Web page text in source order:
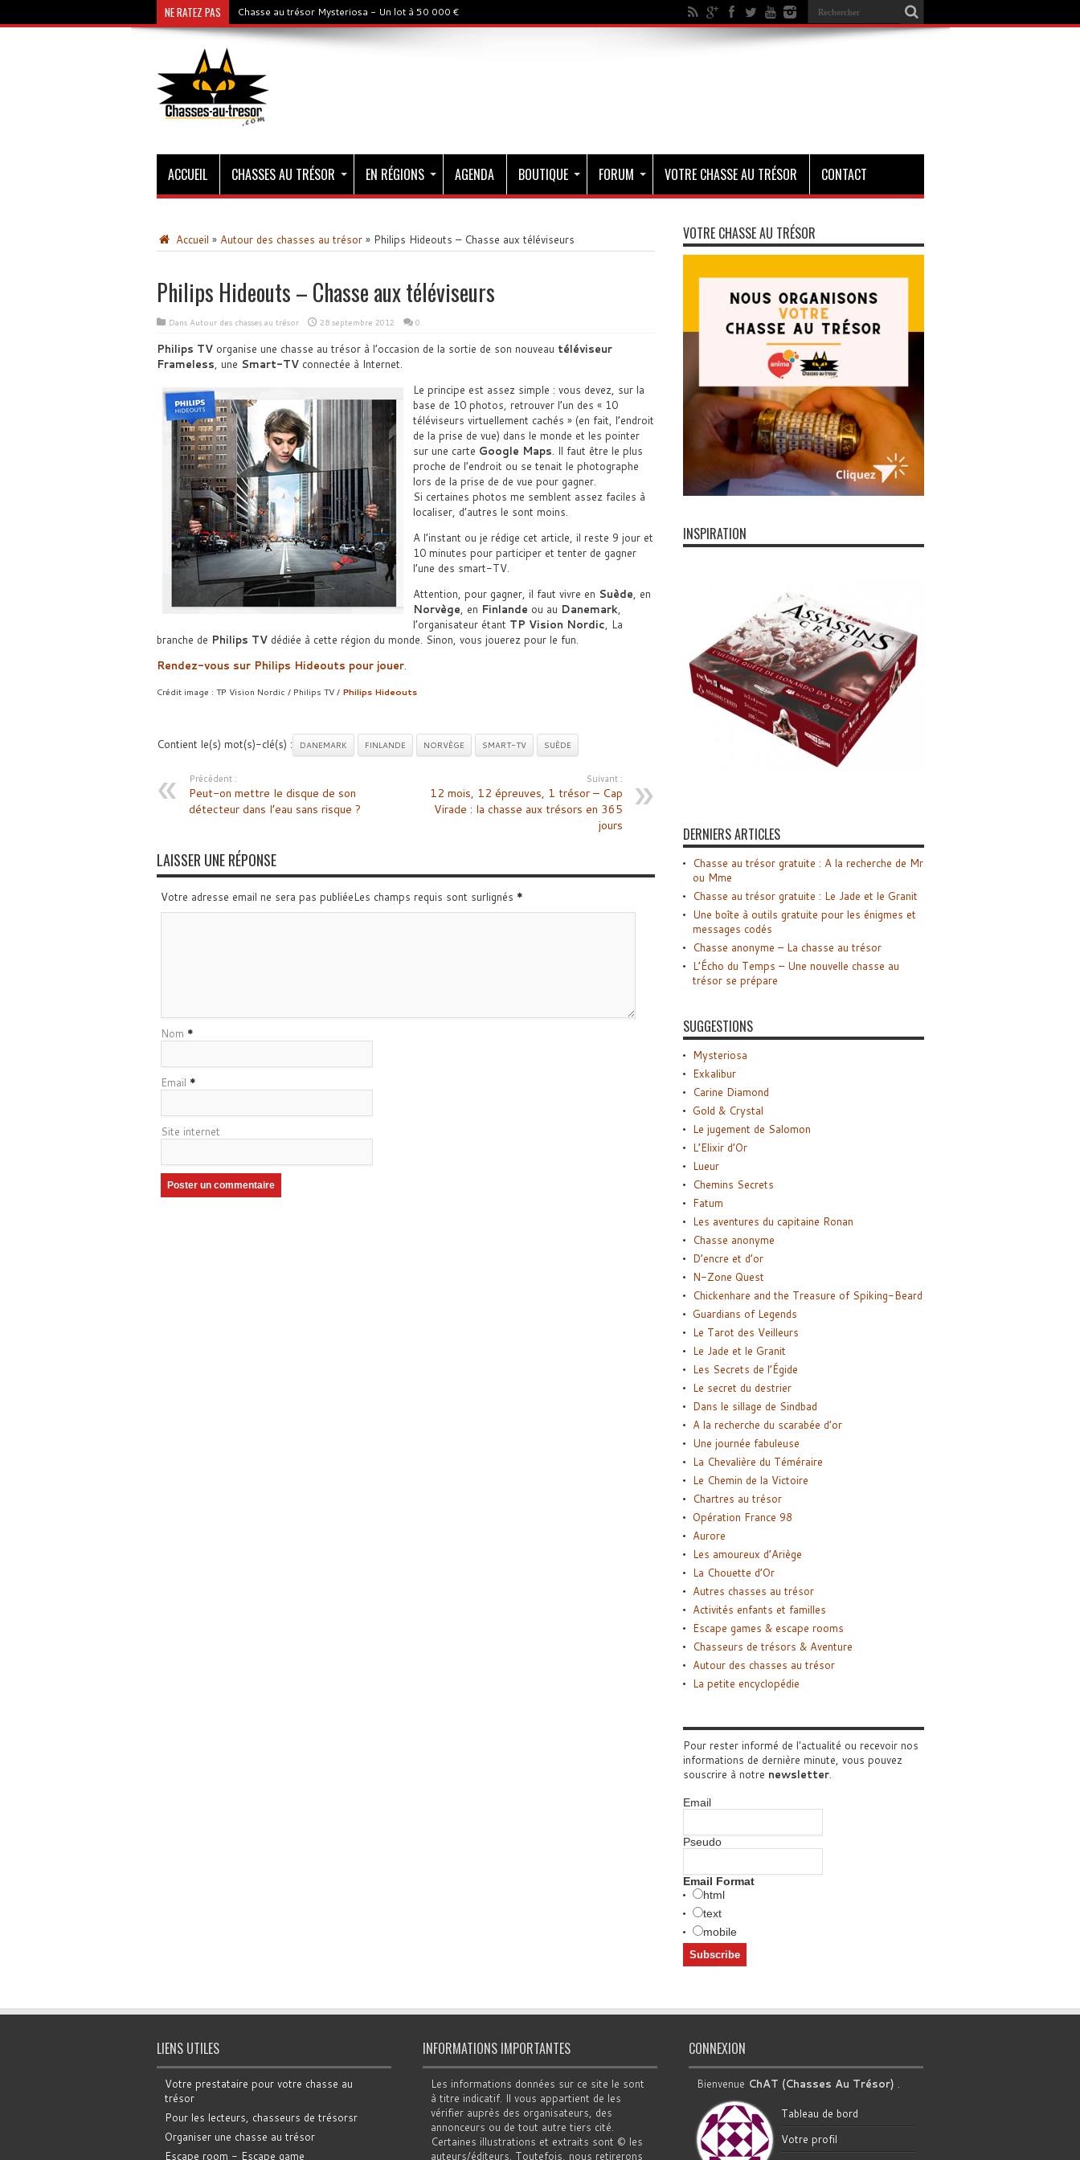
NE RATEZ PAS Chasse au trésor Mysteriosa - Un lot à 50 000 €
ACCUEIL CHASSES AU TRÉSOR EN RÉGIONS AGENDA BOUTIQUE FORUM VOTRE CHASSE AU TRÉSOR CONTACT
Accueil » Autour des chasses au trésor » Philips Hideouts – Chasse aux téléviseurs
Philips Hideouts – Chasse aux téléviseurs
Dans Autour des chasses au trésor 28 septembre 2012 0
Philips TVorganise une chasse au trésor à l’occasion de la sortie de son nouveau téléviseur
Frameless, une Smart-TVconnectée à Internet.
Le principe est assez simple : vous devez, sur la
base de 10 photos, retrouver l’un des « 10
téléviseurs virtuellement cachés » (en fait, l’endroit
de la prise de vue) dans le monde et les pointer
sur une carte Google Maps. Il faut être le plus
proche de l’endroit ou se tenait le photographe
lors de la prise de de vue pour gagner.
Si certaines photos me semblent assez faciles à
localiser, d’autres le sont moins.
A l’instant ou je rédige cet article, il reste 9 jour et
10 minutes pour participer et tenter de gagner
l’une des smart-TV.
Attention, pour gagner, il faut vivre en Suède, en
Norvège, en Finlande ou au Danemark,
l’organisateur étant TP Vision Nordic, La
branche de Philips TVdédiée à cette région du monde. Sinon, vous jouerez pour le fun.
Rendez-vous sur Philips Hideouts pour jouer.
Crédit image : TP Vision Nordic / Philips TV / Philips Hideouts
Contient le(s) mot(s)-clé(s) : DANEMARK FINLANDE NORVÈGE SMART-TV SUÈDE
Précédent :
Peut-on mettre le disque de son
détecteur dans l’eau sans risque ?
Suivant :
12 mois, 12 épreuves, 1 trésor – Cap
Virade : la chasse aux trésors en 365
jours
LAISSER UNE RÉPONSE
Votre adresse email ne sera pas publiéeLes champs requis sont surlignés *
Nom *
Email *
Site internet
VOTRE CHASSE AU TRÉSOR
INSPIRATION
DERNIERS ARTICLES
Chasse au trésor gratuite : A la recherche de Mr
ou Mme
Chasse au trésor gratuite : Le Jade et le Granit
Une boîte à outils gratuite pour les énigmes et
messages codés
Chasse anonyme – La chasse au trésor
L’Écho du Temps – Une nouvelle chasse au
trésor se prépare
SUGGESTIONS
Mysteriosa
Exkalibur
Carine Diamond
Gold & Crystal
Le jugement de Salomon
L’Elixir d’Or
Lueur
Chemins Secrets
Fatum
Les aventures du capitaine Ronan
Chasse anonyme
D’encre et d’or
N-Zone Quest
Chickenhare and the Treasure of Spiking-Beard
Guardians of Legends
Le Tarot des Veilleurs
Le Jade et le Granit
Les Secrets de l’Égide
Le secret du destrier
Dans le sillage de Sindbad
A la recherche du scarabée d’or
Une journée fabuleuse
La Chevalière du Téméraire
Le Chemin de la Victoire
Chartres au trésor
Opération France 98
Aurore
Les amoureux d’Ariège
La Chouette d’Or
Autres chasses au trésor
Activités enfants et familles
Escape games & escape rooms
Chasseurs de trésors & Aventure
Autour des chasses au trésor
La petite encyclopédie
Pour rester informé de l'actualité ou recevoir nos
informations de dernière minute, vous pouvez
souscrire à notre newsletter.
Email
Pseudo
Email Format
html
text
mobile
LIENS UTILES
Votre prestataire pour votre chasse au
trésor
Pour les lecteurs, chasseurs de trésorsr
Organiser une chasse au trésor
Escape room - Escape game
INFORMATIONS IMPORTANTES
Les informations données sur ce site le sont
à titre indicatif. Il vous appartient de les
vérifier auprès des organisateurs, des
annonceurs ou de tout autre tiers cité.
Certaines illustrations et extraits sont © les
auteurs/éditeurs. Toutefois, nous retirerons
CONNEXION
Bienvenue ChAT (Chasses Au Trésor) .
Tableau de bord
Votre profil